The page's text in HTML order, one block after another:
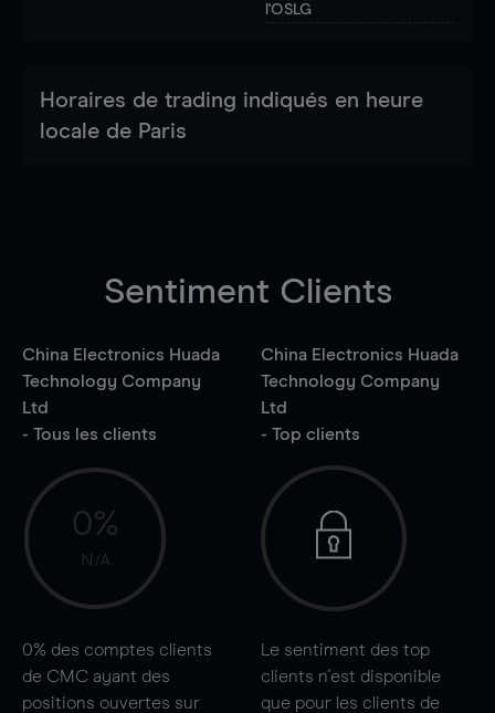
l'OSLG
Horaires de trading indiqués en heure
locale de Paris
Sentiment Clients
China Electronics Huada
Technology Company
Ltd
- Tous les clients
0%
N/A
0% des comptes clients
de CMC ayant des
positions ouvertes sur
China Electronics Huada
Technology Company
Ltd
- Top clients
Le sentiment des top
clients n'est disponible
que pour les clients de